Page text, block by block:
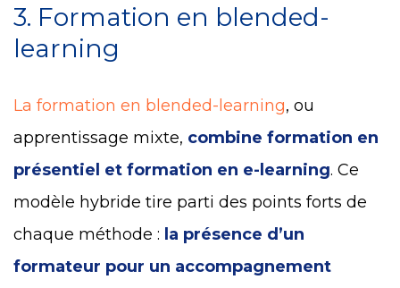
3. Formation en blended-
learning
La formation en blended-learning, ou
apprentissage mixte, combine formation en
présentiel et formation en e-learning. Ce
modèle hybride tire parti des points forts de
chaque méthode : la présence d’un
formateur pour un accompagnement